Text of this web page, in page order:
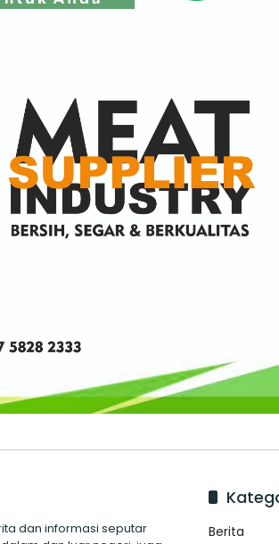
dan informasi seputar
Berita